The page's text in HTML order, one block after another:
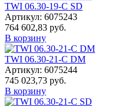
TWI 06.30-19-C SD
Артикул: 6075243
764 602,83 руб.
В корзину
TWI 06.30-21-C DM
Артикул: 6075244
745 023,73 руб.
В корзину